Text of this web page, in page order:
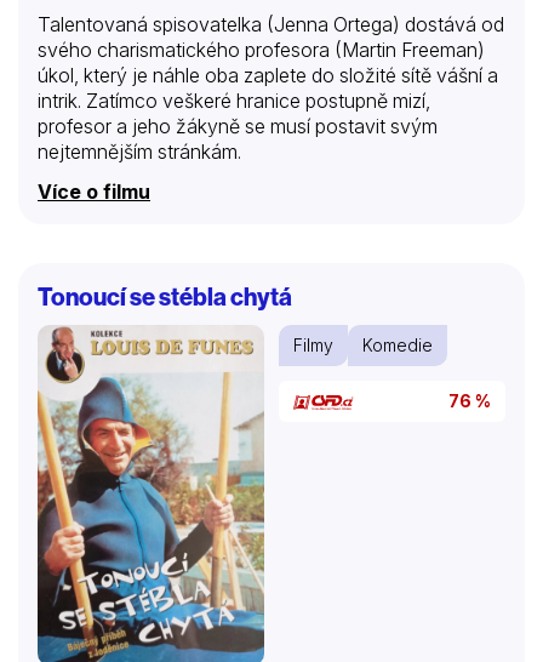
Talentovaná spisovatelka (Jenna Ortega) dostává od
svého charismatického profesora (Martin Freeman)
úkol, který je náhle oba zaplete do složité sítě vášní a
intrik. Zatímco veškeré hranice postupně mizí,
profesor a jeho žákyně se musí postavit svým
nejtemnějším stránkám.
Více o filmu
Tonoucí se stébla chytá
Filmy Komedie
76 %